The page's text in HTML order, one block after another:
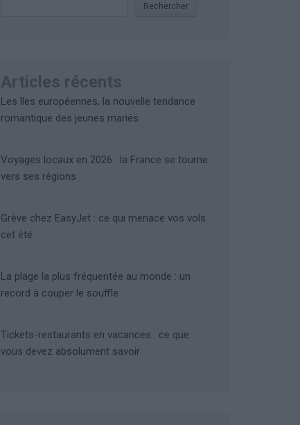
Rechercher
Articles récents
Les îles européennes, la nouvelle tendance
romantique des jeunes mariés
Voyages locaux en 2026 : la France se tourne
vers ses régions
Grève chez EasyJet : ce qui menace vos vols
cet été
La plage la plus fréquentée au monde : un
record à couper le souffle
Tickets-restaurants en vacances : ce que
vous devez absolument savoir